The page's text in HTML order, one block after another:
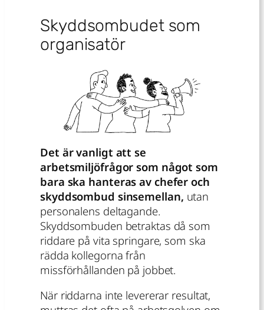
Skyddsombudet som
organisatör
Det är vanligt att se
arbetsmiljöfrågor som något som
bara ska hanteras av chefer och
skyddsombud sinsemellan, utan
personalens deltagande.
Skyddsombuden betraktas då som
riddare på vita springare, som ska
rädda kollegorna från
missförhållanden på jobbet.
När riddarna inte levererar resultat,